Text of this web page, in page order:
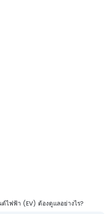
ไฟฟ้า (EV) ต้องดูแลอย่างไร?​